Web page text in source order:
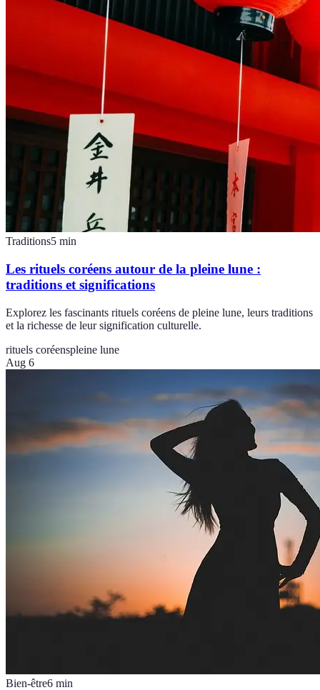
Traditions5 min
Les rituels coréens autour de la pleine lune :
traditions et significations
Explorez les fascinants rituels coréens de pleine lune, leurs traditions
et la richesse de leur signification culturelle.
rituels coréenspleine lune
Aug 6
Bien-être6 min